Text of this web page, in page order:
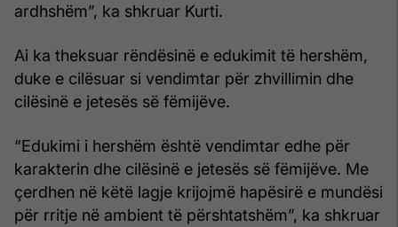
ardhshëm”, ka shkruar Kurti.
Ai ka theksuar rëndësinë e edukimit të hershëm,
duke e cilësuar si vendimtar për zhvillimin dhe
cilësinë e jetesës së fëmijëve.
“Edukimi i hershëm është vendimtar edhe për
karakterin dhe cilësinë e jetesës së fëmijëve. Me
çerdhen në këtë lagje krijojmë hapësirë e mundësi
për rritje në ambient të përshtatshëm”, ka shkruar